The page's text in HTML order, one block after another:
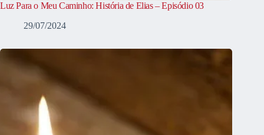
Luz Para o Meu Caminho: História de Elias – Episódio 03
29/07/2024